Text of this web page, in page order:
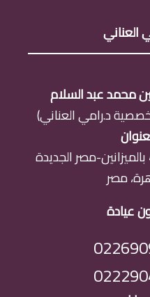
العناني
محمد عبد السلام
د.رامي العناني)
مصر
عيادة